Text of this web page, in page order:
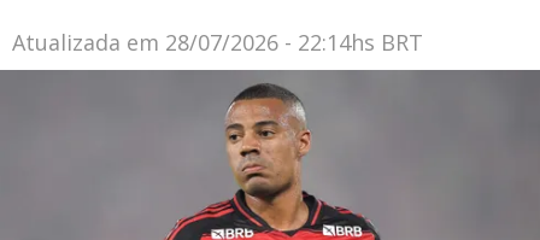
Atualizada em 28/07/2026 - 22:14hs BRT